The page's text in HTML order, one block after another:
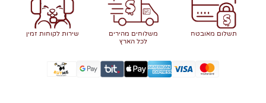
תשלום מאובטח
משלוחים מהירים
לכל הארץ
שירות לקוחות זמין